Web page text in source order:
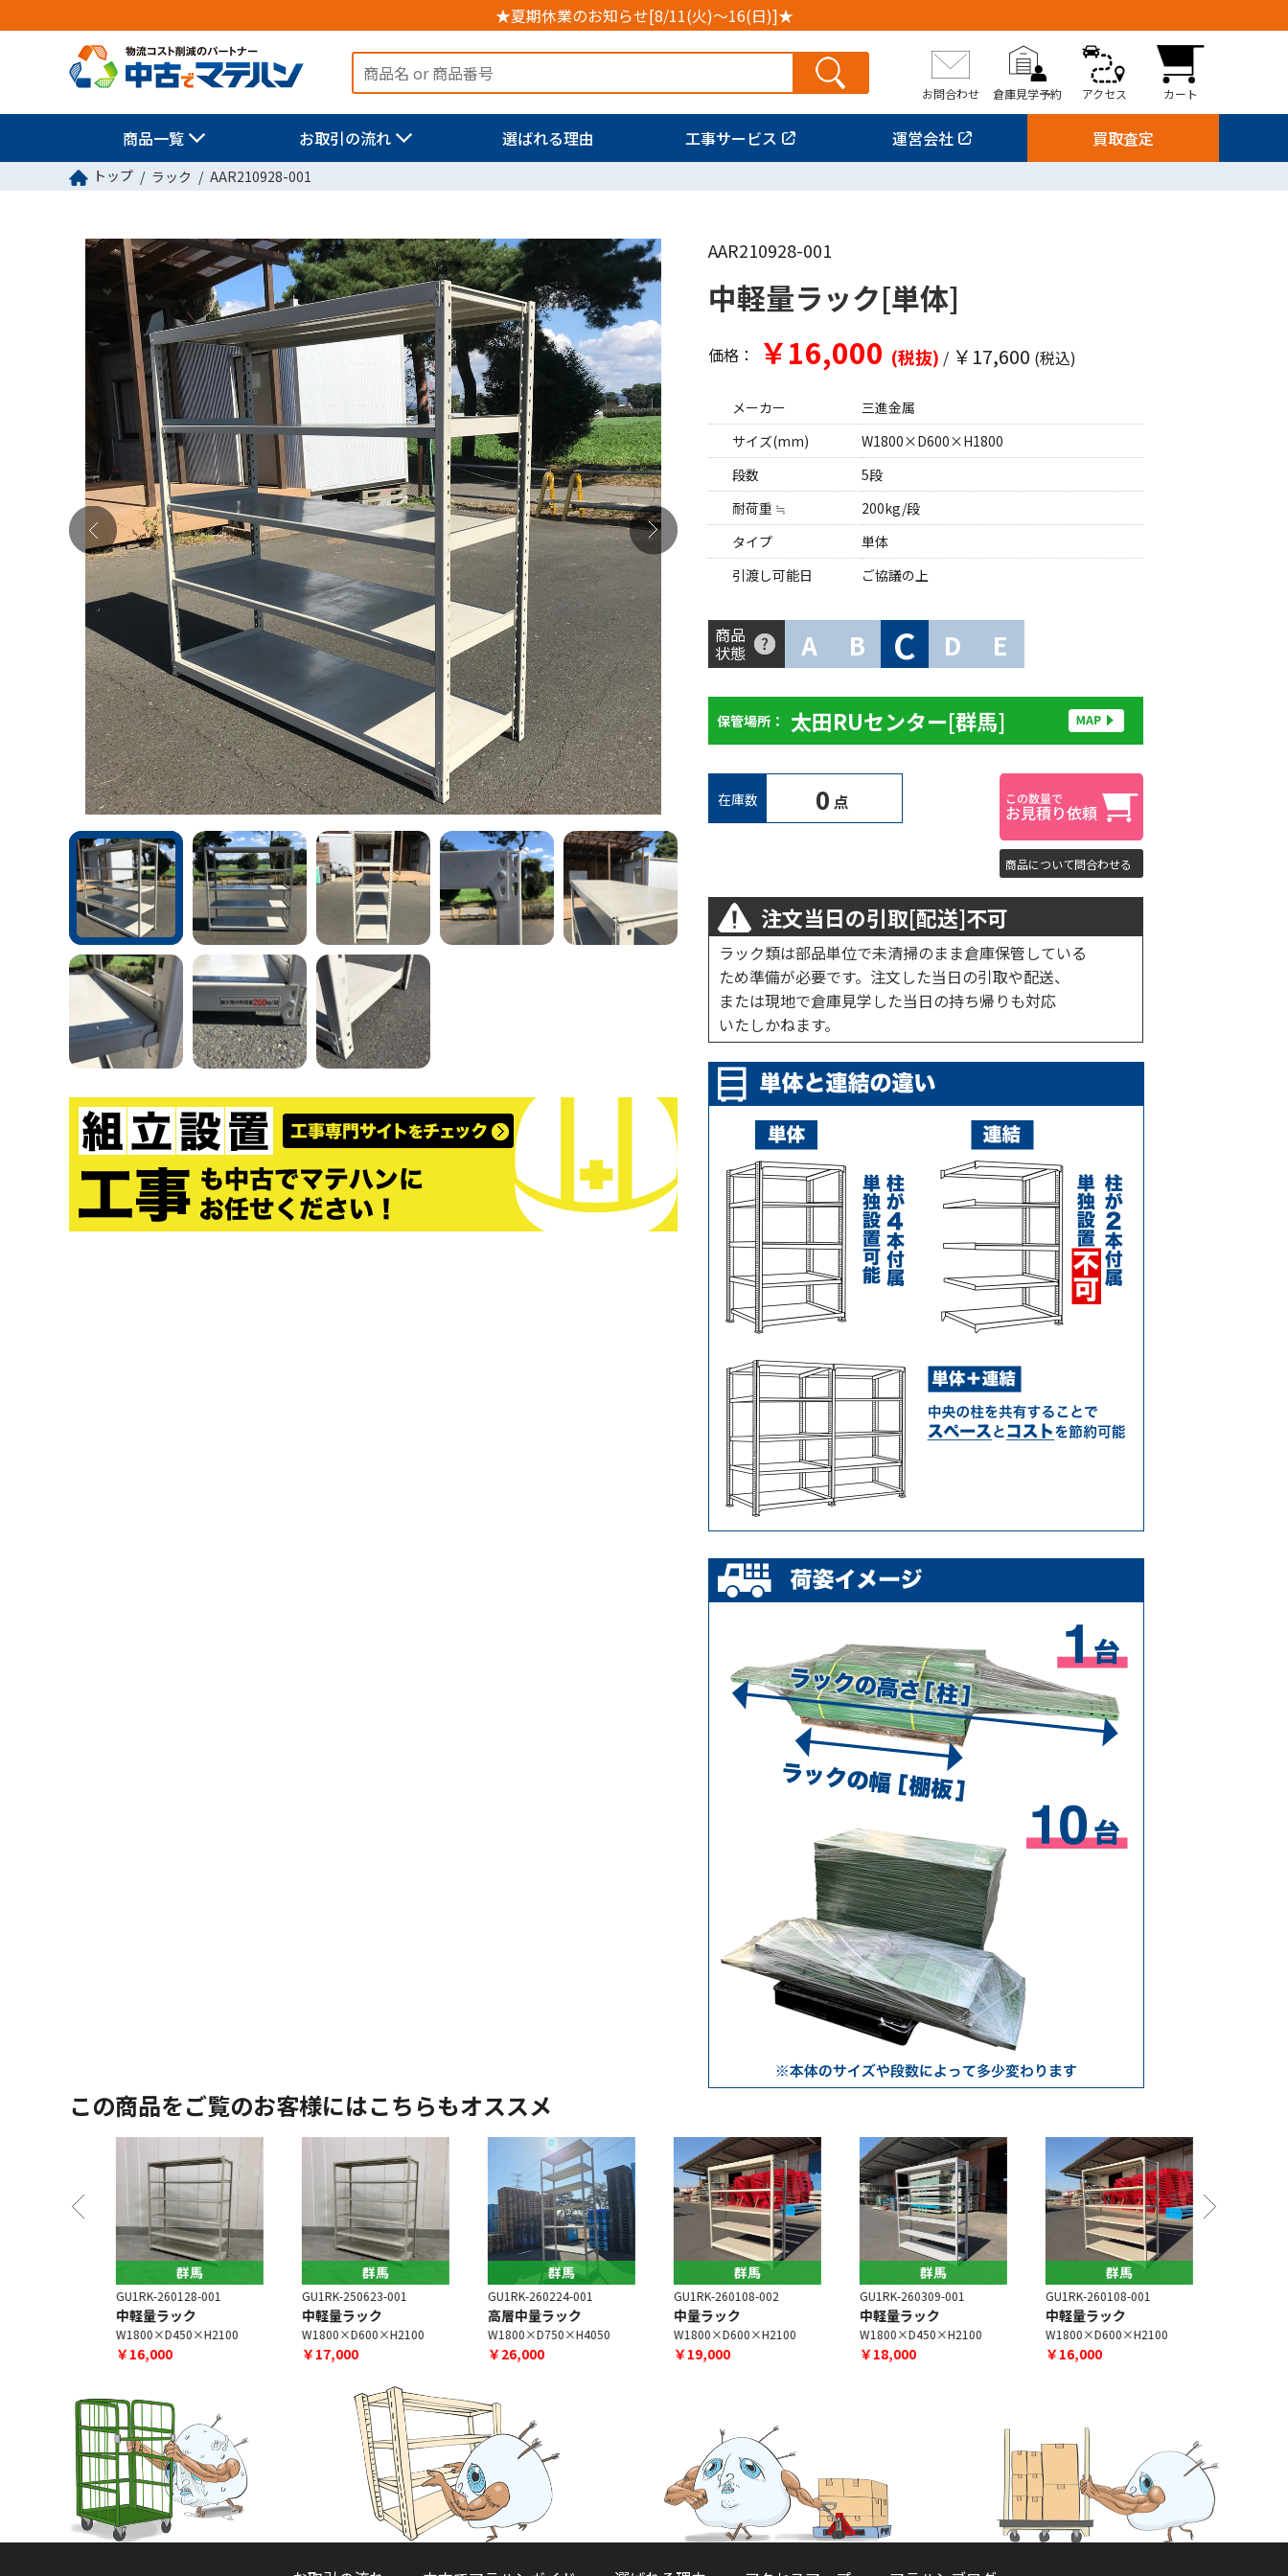
★夏期休業のお知らせ[8/11(火)～16(日)]★
お問合わせ 倉庫見学予約 アクセス カート
商品一覧 お取引の流れ 選ばれる理由 工事サービス 運営会社 買取査定
トップ ラック AAR210928-001
AAR210928-001
中軽量ラック[単体]
価格： ￥16,000 (税抜) / ￥17,600 (税込)
メーカー
三進金属
サイズ(mm)
W1800×D600×H1800
段数
5段
耐荷重 ≒
200kg/段
タイプ
単体
引渡し可能日
ご協議の上
商品
状態 A B C D E
保管場所： 太田RUセンター[群馬]
在庫数 0 点
商品について問合わせる
注文当日の引取[配送]不可
ラック類は部品単位で未清掃のまま倉庫保管している
ため準備が必要です。注文した当日の引取や配送、
または現地で倉庫見学した当日の持ち帰りも対応
いたしかねます。
この商品をご覧のお客様にはこちらもオススメ
群馬
GU1RK-260128-001
中軽量ラック
W1800×D450×H2100
￥16,000
群馬
GU1RK-250623-001
中軽量ラック
W1800×D600×H2100
￥17,000
群馬
GU1RK-260224-001
高層中量ラック
W1800×D750×H4050
￥26,000
群馬
GU1RK-260108-002
中量ラック
W1800×D600×H2100
￥19,000
群馬
GU1RK-260309-001
中軽量ラック
W1800×D450×H2100
￥18,000
群馬
GU1RK-260108-001
中軽量ラック
W1800×D600×H2100
￥16,000